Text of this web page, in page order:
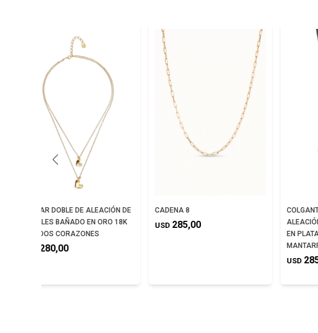
COLLAR DOBLE DE ALEACIÓN DE
METALES BAÑADO EN ORO 18K
CON DOS CORAZONES
280,00
CADENA 8
USD 285,00
EN
USD